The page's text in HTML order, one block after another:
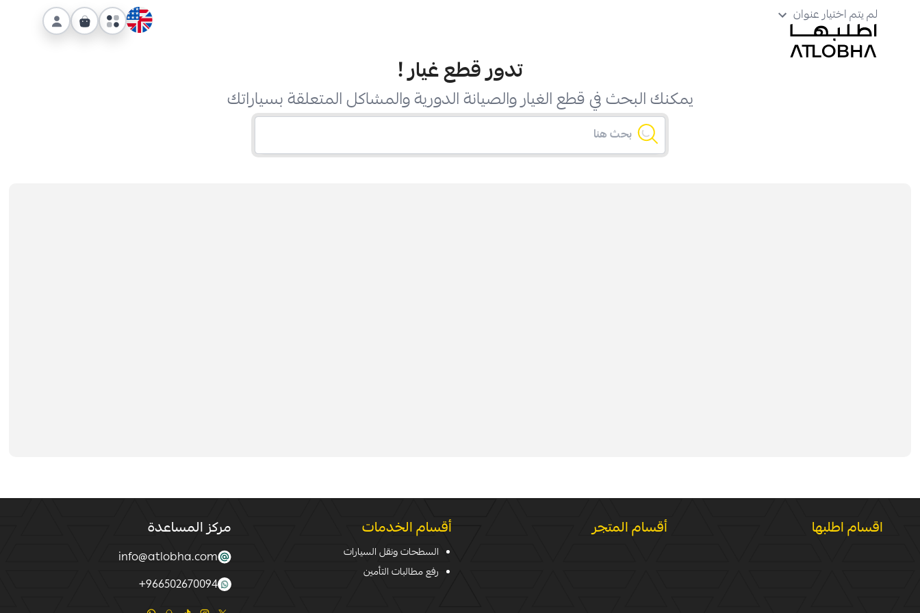
لم يتم اختيار عنوان
تدور قطع غيار!
يمكنك البحث في قطع الغيار والصيانة الدورية والمشاكل المتعلقة بسياراتك
اقسام اطلبها أقسام المتجر أقسام الخدمات
السطحات ونقل السيارات
رفع مطالبات التأمين
مركز المساعدة
info@atlobha.com
966502670094
+